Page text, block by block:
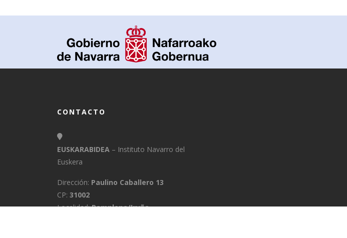
CONTACTO
EUSKARABIDEA – Instituto Navarro del
Euskera
Dirección: Paulino Caballero 13
CP: 31002
Localidad:Pamplona/Iruña